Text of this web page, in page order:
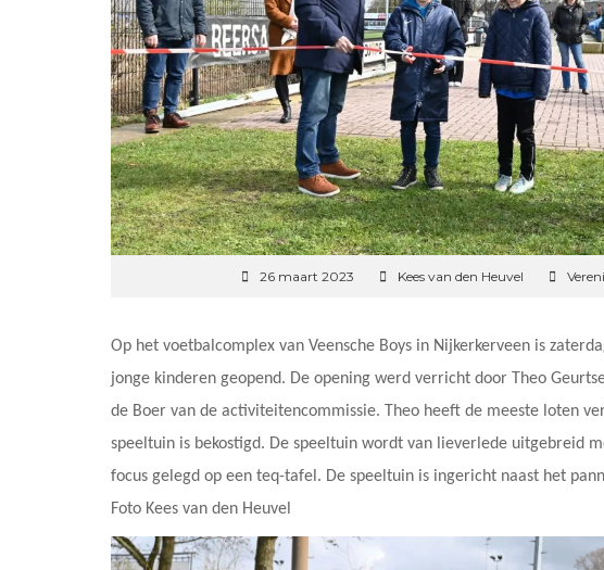
26 maart 2023 Kees van den Heuvel
Op het voetbalcomplex van Veensche Boys in Nijkerkerveen is
jonge kinderen geopend. De opening werd verricht door Theo
de Boer van de activiteitencommissie. Theo heeft de meeste loten
speeltuin is bekostigd. De speeltuin wordt van lieverlede uitgebreid
focus gelegd op een teq-tafel. De speeltuin is ingericht naast het
Foto Kees van den Heuvel